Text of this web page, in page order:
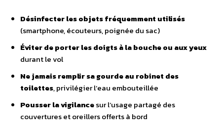
Désinfecter les objets fréquemment utilisés
(smartphone, écouteurs, poignée du sac)
Éviter de porter les doigts à la bouche ou aux yeux
durant le vol
Ne jamais remplir sa gourde au robinet des
toilettes, privilégier l’eau embouteillée
Pousser la vigilancesur l’usage partagé des
couvertures et oreillers offerts à bord